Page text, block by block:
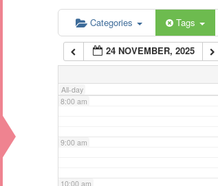
Categories Tags
24 NOVEMBER, 2025
All-day
6:00 am
7:00 am
8:00 am
9:00 am
10:00 am